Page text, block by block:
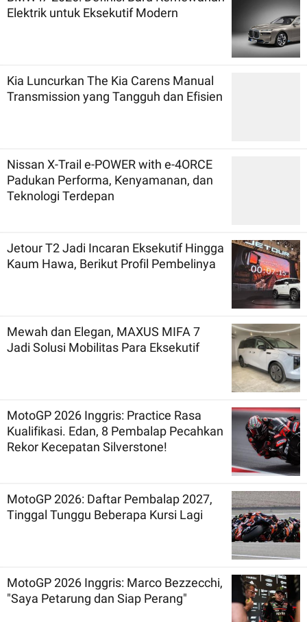
Elektrik untuk Eksekutif Modern
Kia Luncurkan The Kia Carens Manual
Transmission yang Tangguh dan Efisien
Nissan X-Trail e-POWER with e-4ORCE
Padukan Performa, Kenyamanan, dan
Teknologi Terdepan
Jetour T2 Jadi Incaran Eksekutif Hingga
Kaum Hawa, Berikut Profil Pembelinya
Mewah dan Elegan, MAXUS MIFA 7
Jadi Solusi Mobilitas Para Eksekutif
MotoGP 2026 Inggris: Practice Rasa
Kualifikasi. Edan, 8 Pembalap Pecahkan
Rekor Kecepatan Silverstone!
MotoGP 2026: Daftar Pembalap 2027,
Tinggal Tunggu Beberapa Kursi Lagi
MotoGP 2026 Inggris: Marco Bezzecchi,
"Saya Petarung dan Siap Perang"